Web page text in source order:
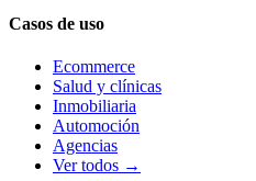
Casos de uso
Ecommerce
Salud y clínicas
Inmobiliaria
Automoción
Agencias
Ver todos →